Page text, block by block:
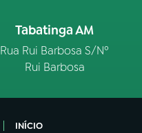
Tabatinga AM
Rua Rui Barbosa S/Nº
Rui Barbosa
INÍCIO